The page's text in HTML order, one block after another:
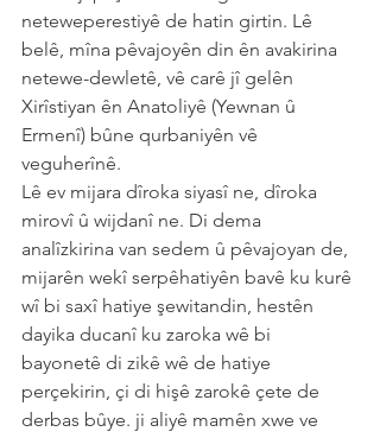
neteweperestiyê de hatin girtin. Lê
belê, mîna pêvajoyên din ên avakirina
netewe-dewletê, vê carê jî gelên
Xirîstiyan ên Anatoliyê (Yewnan û
Ermenî) bûne qurbaniyên vê
veguherînê.
Lê ev mijara dîroka siyasî ne, dîroka
mirovî û wijdanî ne. Di dema
analîzkirina van sedem û pêvajoyan de,
mijarên wekî serpêhatiyên bavê ku kurê
wî bi saxî hatiye şewitandin, hestên
dayika ducanî ku zaroka wê bi
bayonetê di zikê wê de hatiye
perçekirin, çi di hişê zarokê çete de
derbas bûye. ji aliyê mamên xwe ve